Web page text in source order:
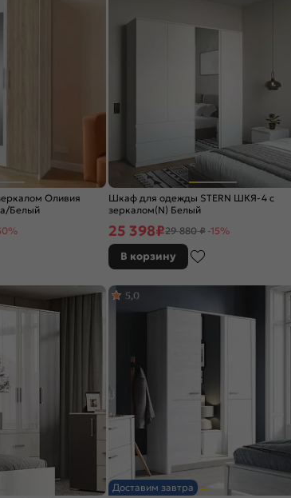
Оливия
Белый
Шкаф для одежды STERN ШКЯ-4 c
зеркалом(N) Белый
25 398₽29 880 ₽ -15%
В корзину
Доставим завтра
5,0